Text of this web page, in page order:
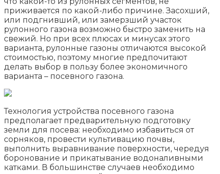
приживается по какой-либо причине. Засохший,
или подгнивший, или замерзший участок
рулонного газона возможно быстро заменить на
свежий. Но при всех плюсах и минусах этого
варианта, рулонные газоны отличаются высокой
стоимостью, поэтому многие предпочитают
делать выбор в пользу более экономичного
варианта – посевного газона.
Технология устройства посевного газона
предполагает предварительную подготовку
земли для посева: необходимо избавиться от
сорняков, провести культивацию почвы,
выполнить выравнивание поверхности, чередуя
боронование и прикатывание водоналивными
катками. В большинстве случаев необходимо